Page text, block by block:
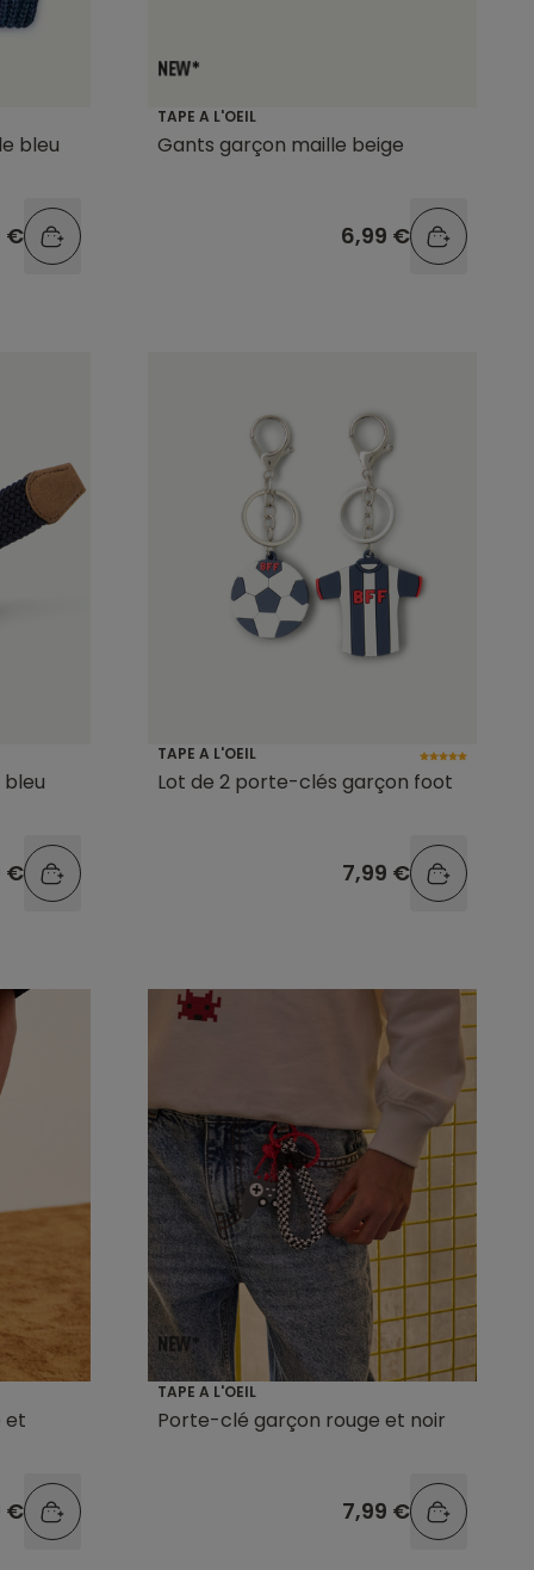
bleu
€
TAPE A L'OEIL
Gants garçon maille beige
6,99 €
€
TAPE A L'OEIL
Lot de 2 porte-clés garçon foot
7,99 €
et
€
TAPE A L'OEIL
Porte-clé garçon rouge et noir
7,99 €